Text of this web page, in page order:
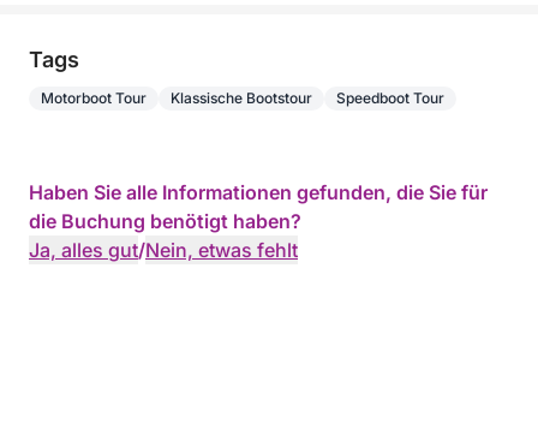
Tags
Motorboot Tour Klassische Bootstour Speedboot Tour
Haben Sie alle Informationen gefunden, die Sie für
die Buchung benötigt haben?
Ja, alles gut/Nein, etwas fehlt